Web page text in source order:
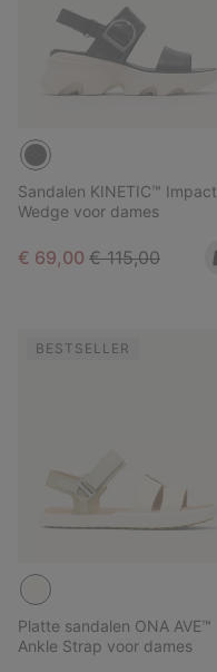
Sandalen KINETIC™ Impact
Wedge voor dames
Sale price:
€ 69,00 Regular price:
€ 115,00
BESTSELLER
Platte sandalen ONA AVE™
Ankle Strap voor dames